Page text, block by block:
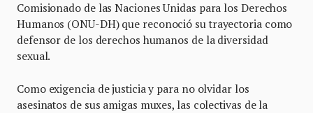
Comisionado de las Naciones Unidas para los Derechos
Humanos (ONU-DH) que reconoció su trayectoria como
defensor de los derechos humanos de la diversidad
sexual.
Como exigencia de justicia y para no olvidar los
asesinatos de sus amigas muxes, las colectivas de la